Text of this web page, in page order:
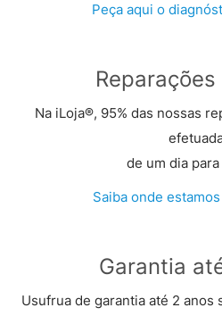
Peça aqui o
Na iLoja®, 95% das nossas
de um dia
Saiba onde
Garantia
Usufrua de garantia até 2 anos